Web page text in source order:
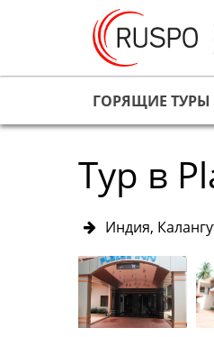
ГОРЯЩИЕ ТУРЫ
Тур в
Индия,